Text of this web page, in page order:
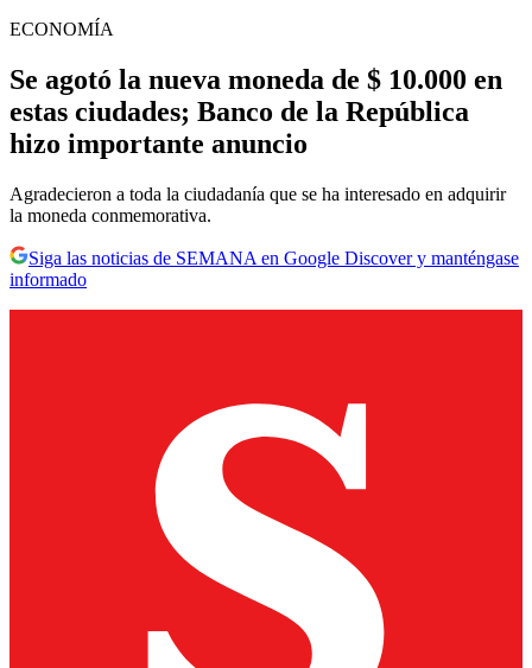
ECONOMÍA
Se agotó la nueva moneda de $ 10.000 en
estas ciudades; Banco de la República
hizo importante anuncio
Agradecieron a toda la ciudadanía que se ha interesado en adquirir
la moneda conmemorativa.
Siga las noticias de SEMANA en Google Discover y manténgase
informado